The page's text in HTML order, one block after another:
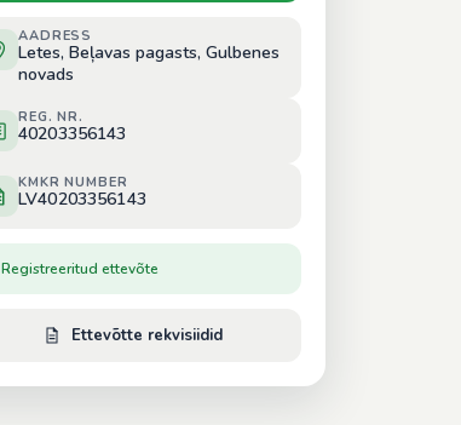
AADRESS
Letes, Beļavas pagasts, Gulbenes
novads
REG. NR.
40203356143
KMKR NUMBER
LV40203356143
Registreeritud ettevõte
Ettevõtte rekvisiidid